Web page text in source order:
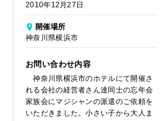
2010年12月27日
開催場所
神奈川県横浜市
お問い合わせ内容
神奈川県横浜市のホテルにて開催さ
れる会社の経営者さん達同士の忘年会
家族会にマジシャンの派遣のご依頼を
いただきました。小さい子から大人ま